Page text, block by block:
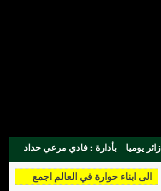
بأدارة : فادي مرعي حداد
الى ابناء حوارة في العالم اجمع